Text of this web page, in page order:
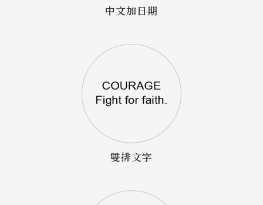
中文加日期
雙排文字